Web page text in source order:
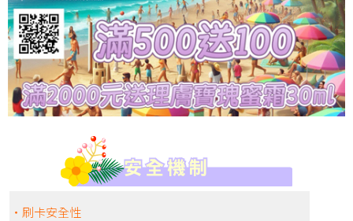
‧刷卡安全性